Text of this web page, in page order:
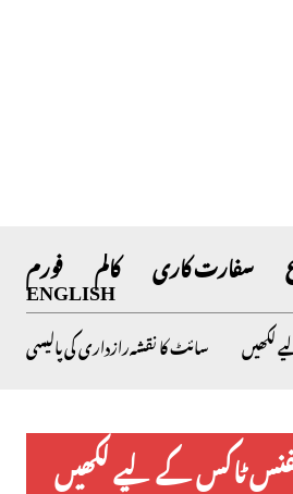
سفارت کاری کالم فورم
ENGLISH
لکھیں سائٹ کا نقشہرازداری کی پالیسی
ٹاکس کے لیے لکھیں